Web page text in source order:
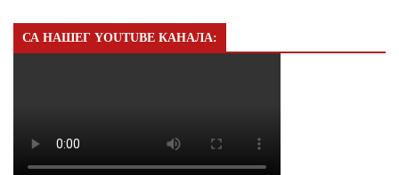
СА НАШЕГ YOUTUBE КАНАЛА: